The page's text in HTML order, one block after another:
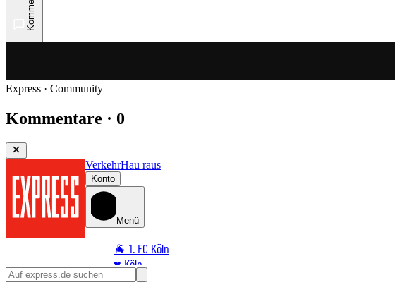
Express · Community
Kommentare · 0
VerkehrHau raus
Konto
Menü
🐐 1. FC Köln
♥️ Köln
⭐ Promi